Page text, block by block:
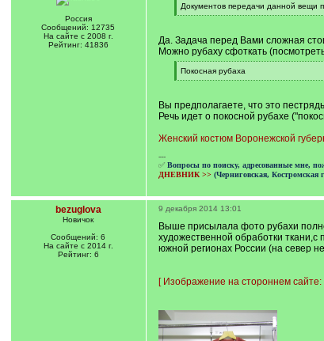
Россия
Сообщений: 12735
На сайте с 2008 г.
Рейтинг: 41836
[
q
Документов передачи данной вещи
[
]
Да. Задача перед Вами сложная
Можно рубаху сфоткать
[
q
Покосная рубаха
[
]
Вы предполагаете, что это
Речь идет о покосной рубахе
Женский костюм Воронежской
---
✅ Вопросы по поиску, адресованные мне,
ДНЕВНИК >> (Черниговская,
bezuglova
Новичок
Сообщений: 6
На сайте с 2014 г.
Рейтинг: 6
9 декабря 2014 13:01
Выше присылала фото рубахи
художественной обработки
южной регионах России (на север
[ Изображение на стороннем